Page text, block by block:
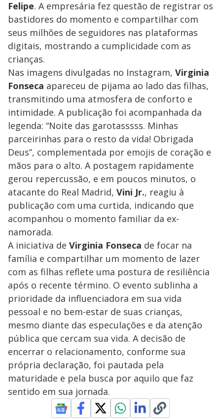
Felipe. A empresária fez questão de registrar os
bastidores do momento e compartilhar com
seus milhões de seguidores nas plataformas
digitais, mostrando a cumplicidade com as
crianças.
Nas imagens divulgadas no Instagram, Virginia
Fonseca apareceu de pijama ao lado das filhas,
transmitindo uma atmosfera de conforto e
intimidade. A publicação foi acompanhada da
legenda: “Noite das garotasssss. Minhas
parceirinhas para o resto da vida! Obrigada
Deus”, complementada por emojis de coração e
mãos para o alto. A postagem rapidamente
gerou repercussão, e em poucos minutos, o
atacante do Real Madrid, Vini Jr., reagiu à
publicação com uma curtida, indicando que
acompanhou o momento familiar da ex-
namorada.
A iniciativa de Virginia Fonseca de focar na
família e compartilhar um momento de lazer
com as filhas reflete uma postura de resiliência
após o recente término. O evento sublinha a
prioridade da influenciadora em sua vida
pessoal e no bem-estar de suas crianças,
mesmo diante das especulações e da atenção
pública que cercam sua vida. A decisão de
encerrar o relacionamento, conforme sua
própria declaração, foi pautada pela
maturidade e pela busca por aquilo que faz
sentido em sua jornada.